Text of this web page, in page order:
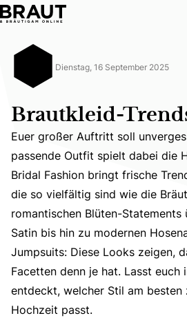
Dienstag, 16 September 2025
Brautkleid-
Euer großer Auftritt soll
Euer großer Auftritt soll
passende Outfit spielt dabei die
Bridal Fashion bringt frische
die so vielfältig sind wie die
romantischen Blüten-Statements
Satin bis hin zu modernen
Jumpsuits: Diese Looks zeigen,
Facetten denn je hat. Lasst euch
entdeckt, welcher Stil am besten
Hochzeit passt.